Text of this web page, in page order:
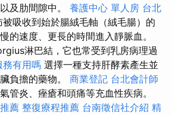
及肋間隙中。 養護中心 單人房 台北
被吸收到始於腸絨毛軸（絨毛腸）的
的速度、更長的時間進入靜脈血。
淋巴結，它也常受到乳房病理過
務有用嗎 選擇一種支持肝酵素產生並
負擔的藥物。 商業登記 台北會計師
管炎、痤瘡和頭痛等充血性疾病。
薦 整復療程推薦 台南徵信社介紹 精